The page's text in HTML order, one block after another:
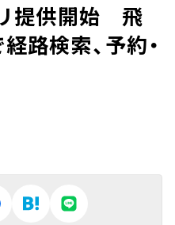
提供開始 飛
路検索、予約・